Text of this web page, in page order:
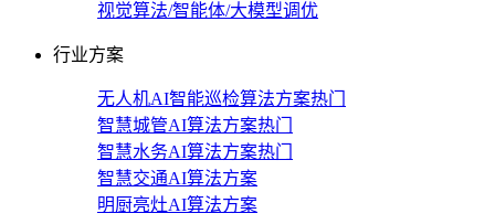
视觉算法/智能体/大模型调优
行业方案
无人机AI智能巡检算法方案热门
智慧城管AI算法方案热门
智慧水务AI算法方案热门
智慧交通AI算法方案
明厨亮灶AI算法方案